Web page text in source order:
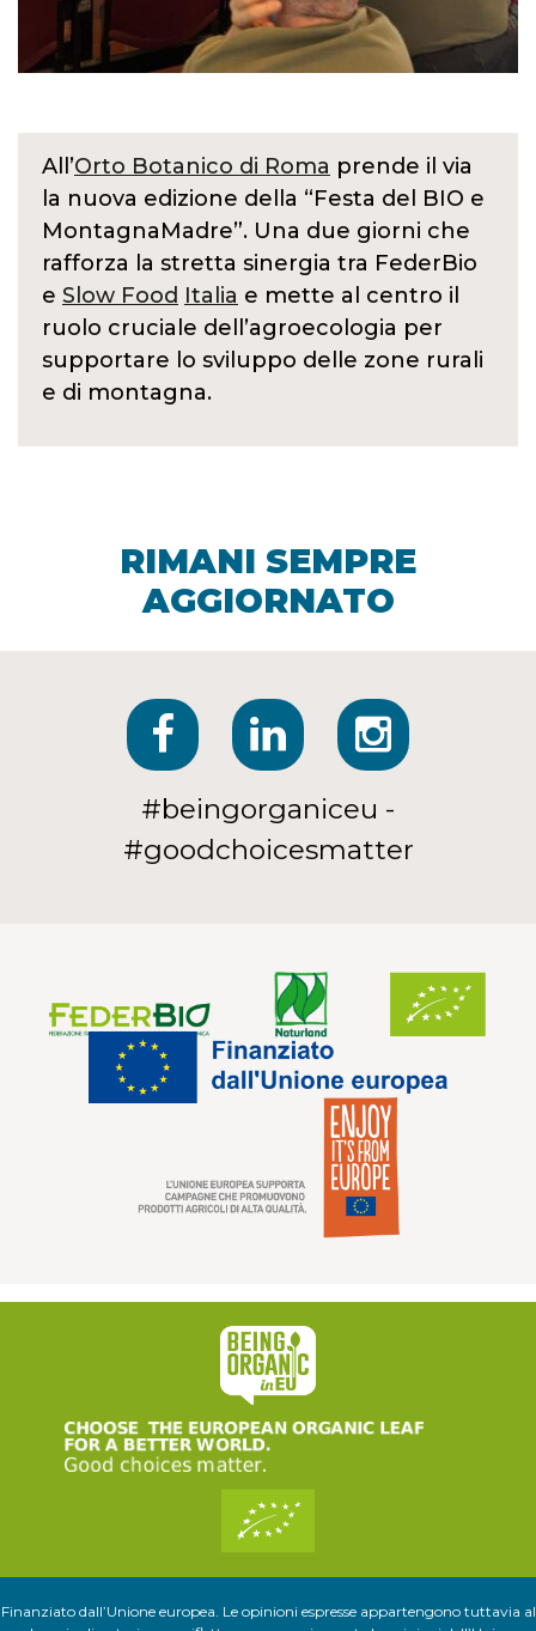
All’Orto Botanico di Roma prende il via
la nuova edizione della “Festa del BIO e
MontagnaMadre”. Una due giorni che
rafforza la stretta sinergia tra FederBio
e Slow Food Italia e mette al centro il
ruolo cruciale dell’agroecologia per
supportare lo sviluppo delle zone rurali
e di montagna.
RIMANI SEMPRE
AGGIORNATO
#beingorganiceu -
#goodchoicesmatter
Finanziato dall’Unione europea. Le opinioni espresse appartengono tuttavia al